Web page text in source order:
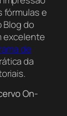
fórmulas e
do
excelente
de
da
On-